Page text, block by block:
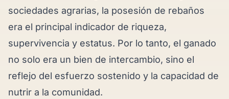
sociedades agrarias, la posesión de rebaños
era el principal indicador de riqueza,
supervivencia y estatus. Por lo tanto, el ganado
no solo era un bien de intercambio, sino el
reflejo del esfuerzo sostenido y la capacidad de
nutrir a la comunidad.